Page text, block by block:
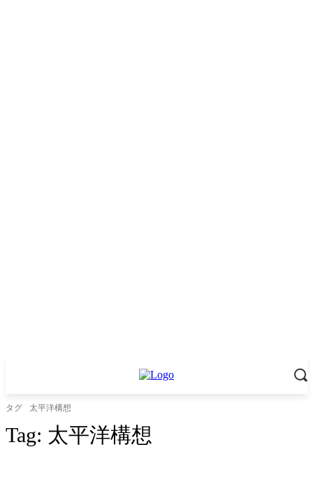
タグ 太平洋構想
Tag: 太平洋構想